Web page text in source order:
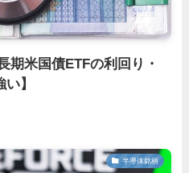
期米国債ETFの利回り・
】
半導体銘柄